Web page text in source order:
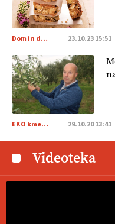
Dom in družina 23.10.23 15:51
EKO kmetijstvo 29.10.20 13:41
Videoteka